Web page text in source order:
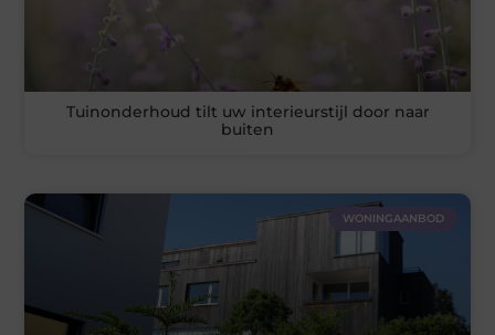
Tuinonderhoud tilt uw interieurstijl door naar
buiten
WONINGAANBOD